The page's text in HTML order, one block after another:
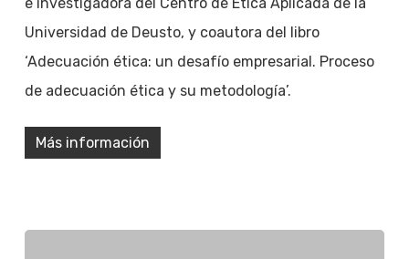
Universidad de Deusto, y coautora del libro
‘Adecuación ética: un desafío empresarial. Proceso
de adecuación ética y su metodología’.
Más información